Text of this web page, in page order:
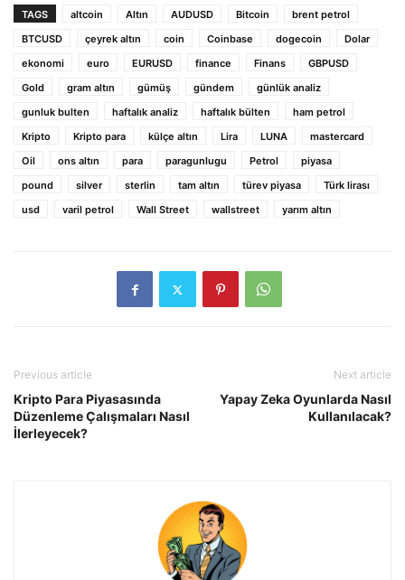
TAGS altcoin Altın AUDUSD Bitcoin
brent petrol
BTCUSD
çeyrek altın coin Coinbase dogecoin
Dolar
ekonomi
euro EURUSD finance Finans
GBPUSD
Gold
gram altın gümüş gündem
günlük analiz
gunluk bulten
haftalık analiz haftalık bülten
ham petrol
Kripto
Kripto para külçe altın Lira LUNA
mastercard
Oil
ons altın para paragunlugu Petrol
piyasa
pound
silver sterlin tam altın türev piyasa
Türk lirası
usd
varil petrol Wall Street wallstreet yarım altın
Previous article
Kripto Para Piyasasında
Düzenleme Çalışmaları Nasıl
İlerleyecek?
Next article
Yapay Zeka Oyunlarda Nasıl
Kullanılacak?